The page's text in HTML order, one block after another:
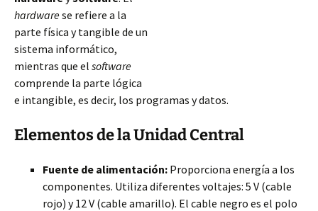
hardwarese refiere a la
parte física y tangible de un
sistema informático,
mientras que el software
comprende la parte lógica
e intangible, es decir, los programas y datos.
Elementos de la Unidad Central
Fuente de alimentación: Proporciona energía a los
componentes. Utiliza diferentes voltajes: 5 V (cable
rojo) y 12 V (cable amarillo). El cable negro es el polo